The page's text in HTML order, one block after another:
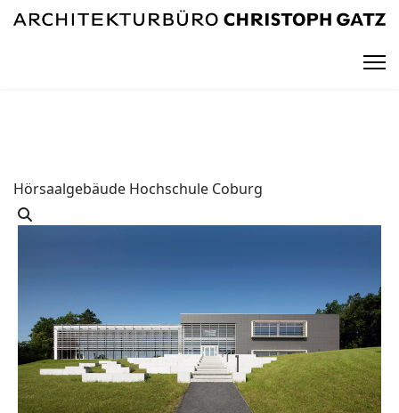
Hörsaalgebäude Hochschule Coburg